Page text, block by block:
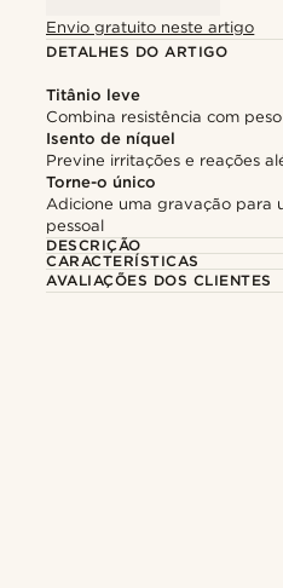
Envio gratuito neste artigo
DETALHES DO ARTIGO
Titânio leve
Combina resistência com
Isento de níquel
Previne irritações e reações
Torne-o único
Adicione uma gravação para
pessoal
DESCRIÇÃO
CARACTERÍSTICAS
AVALIAÇÕES DOS CLIENTES